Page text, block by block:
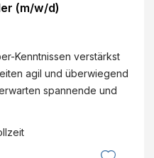
(m/w/d)
Kenntnissen verstärkst
agil und überwiegend
spannende und